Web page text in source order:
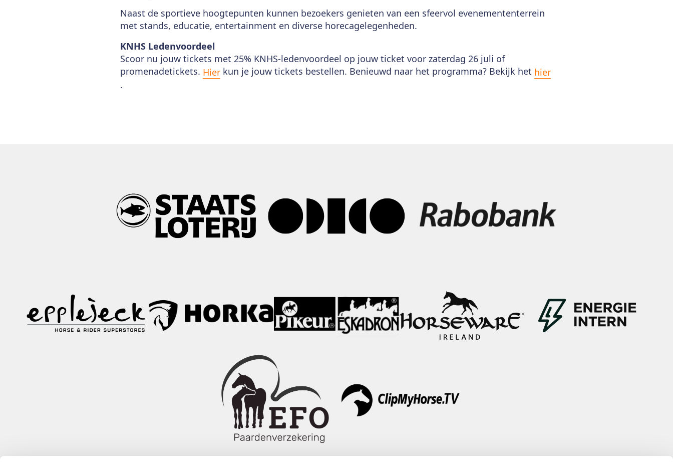
Naast de sportieve hoogtepunten kunnen bezoekers genieten van een sfeervol evenemententerrein
met stands, educatie, entertainment en diverse horecagelegenheden.
KNHS Ledenvoordeel
Scoor nu jouw tickets met 25% KNHS-ledenvoordeel op jouw ticket voor zaterdag 26 juli of
promenadetickets. Hier kun je jouw tickets bestellen. Benieuwd naar het programma? Bekijk het hier
.